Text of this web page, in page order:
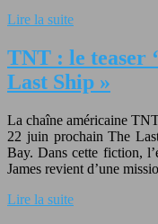
Lire la suite
TNT : le teaser
Last Ship »
La chaîne américaine
22 juin prochain The
Bay. Dans cette fiction,
James revient d’une
Lire la suite